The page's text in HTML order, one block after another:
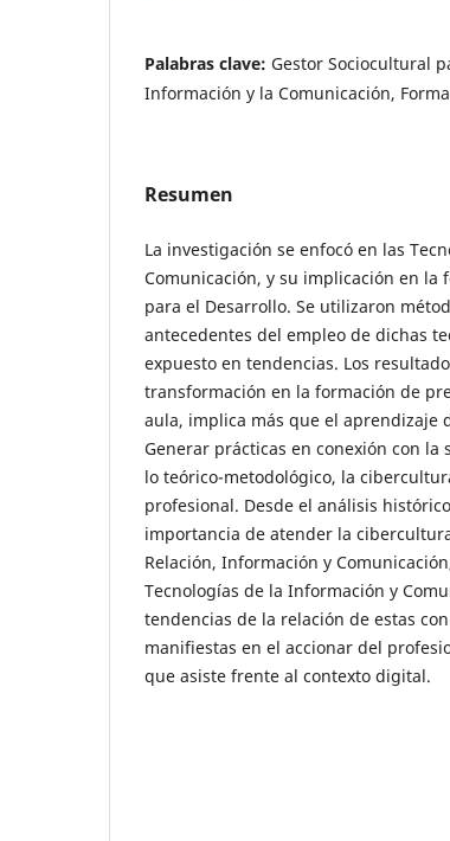
Palabras clave: Gestor Sociocultural
Información y la Comunicación,
Resumen
La investigación se enfocó en las
Comunicación, y su implicación en la
para el Desarrollo. Se utilizaron
antecedentes del empleo de dichas
expuesto en tendencias. Los
transformación en la formación de
aula, implica más que el aprendizaje
Generar prácticas en conexión con
lo teórico-metodológico, la
profesional. Desde el análisis
importancia de atender la
Relación, Información y
Tecnologías de la Información y
tendencias de la relación de estas
manifiestas en el accionar del
que asiste frente al contexto digital.